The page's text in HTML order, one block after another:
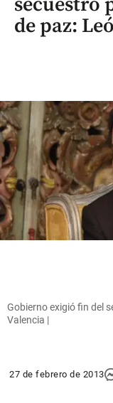
de paz:
Gobierno exigió fin del
Valencia |
27 de febrero de 2013